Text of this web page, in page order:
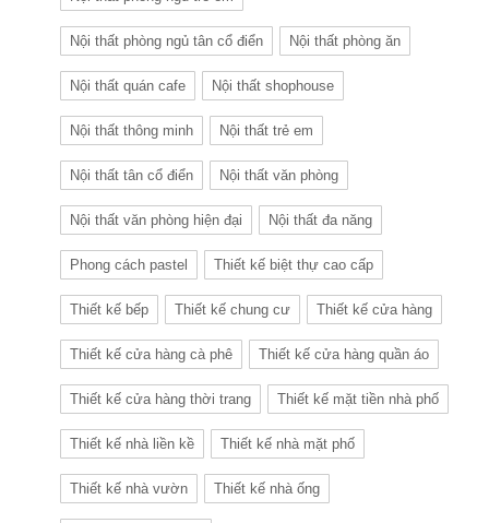
Nội thất phòng ngủ tân cổ điển Nội thất phòng ăn
Nội thất quán cafe Nội thất shophouse
Nội thất thông minh Nội thất trẻ em
Nội thất tân cổ điển Nội thất văn phòng
Nội thất văn phòng hiện đại Nội thất đa năng
Phong cách pastel Thiết kế biệt thự cao cấp
Thiết kế bếp Thiết kế chung cư Thiết kế cửa hàng
Thiết kế cửa hàng cà phê Thiết kế cửa hàng quần áo
Thiết kế cửa hàng thời trang Thiết kế mặt tiền nhà phố
Thiết kế nhà liền kề Thiết kế nhà mặt phố
Thiết kế nhà vườn Thiết kế nhà ống